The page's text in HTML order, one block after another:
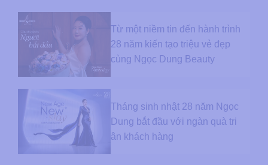
Từ một niềm tin đến hành trình
28 năm kiến tạo triệu vẻ đẹp
cùng Ngọc Dung Beauty
Tháng sinh nhật 28 năm Ngọc
Dung bắt đầu với ngàn quà tri
ân khách hàng